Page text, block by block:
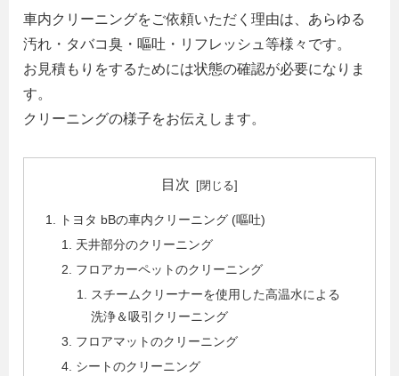
車内クリーニングをご依頼いただく理由は、あらゆる
汚れ・タバコ臭・嘔吐・リフレッシュ等様々です。
お見積もりをするためには状態の確認が必要になりま
す。
クリーニングの様子をお伝えします。
目次
トヨタ bBの車内クリーニング (嘔吐)
天井部分のクリーニング
フロアカーペットのクリーニング
スチームクリーナーを使用した高温水による
洗浄＆吸引クリーニング
フロアマットのクリーニング
シートのクリーニング